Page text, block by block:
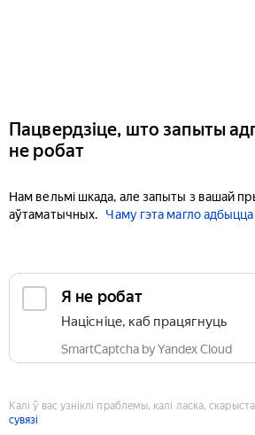
Пацвердзіце, што запыты
не робат
Нам вельмі шкада, але запыты з вашай
аўтаматычных.
Чаму гэта магло
Я не робат
Націсніце, каб працягнуць
SmartCaptcha by Yandex Cloud
Калі ў вас узніклі праблемы, калі ласка,
сувязі